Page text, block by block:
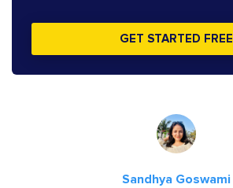
GET STARTED FREE
Sandhya Goswami